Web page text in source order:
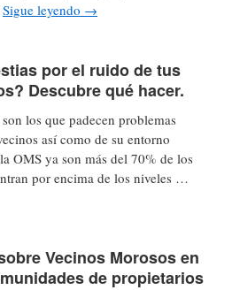
Sigue leyendo →
por el ruido de tus
Descubre qué hacer.
los que padecen problemas
así como de su entorno
OMS ya son más del 70% de los
por encima de los niveles …
Vecinos Morosos en
de propietarios